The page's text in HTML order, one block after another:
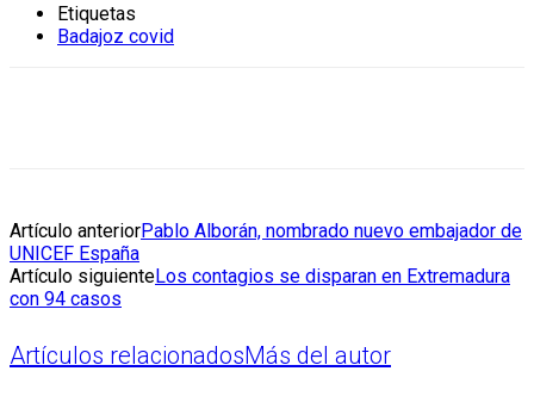
Etiquetas
Badajoz covid
Artículo anteriorPablo Alborán, nombrado nuevo embajador de
UNICEF España
Artículo siguienteLos contagios se disparan en Extremadura
con 94 casos
Artículos relacionadosMás del autor